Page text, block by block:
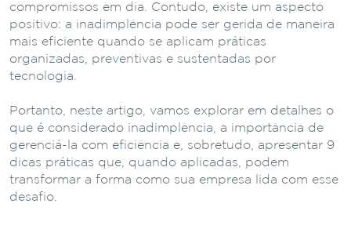
compromissos em dia. Contudo, existe um aspecto
positivo: a inadimplência pode ser gerida de maneira
mais eficiente quando se aplicam práticas
organizadas, preventivas e sustentadas por
tecnologia.
Portanto, neste artigo, vamos explorar em detalhes o
que é considerado inadimplência, a importância de
gerenciá-la com eficiência e, sobretudo, apresentar 9
dicas práticas que, quando aplicadas, podem
transformar a forma como sua empresa lida com esse
desafio.